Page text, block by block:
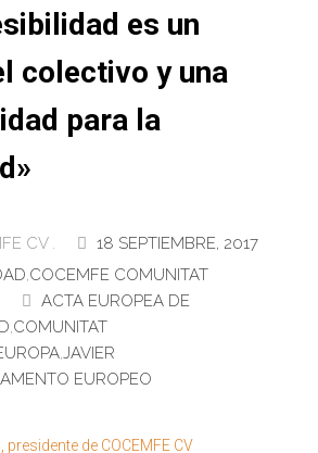
es un
colectivo y una
para la
CV .
18 SEPTIEMBRE, 2017
,COCEMFE COMUNITAT
ACTA EUROPEA DE
,COMUNITAT
,JAVIER
EUROPEO